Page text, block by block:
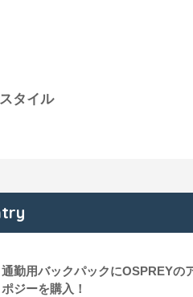
タイル
通勤用バックパックにOSPREYの
ポジーを購入！